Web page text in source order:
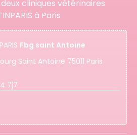
cliniques vétérinaires
à Paris
Fbg saint Antoine
Saint Antoine 75011 Paris
7j7